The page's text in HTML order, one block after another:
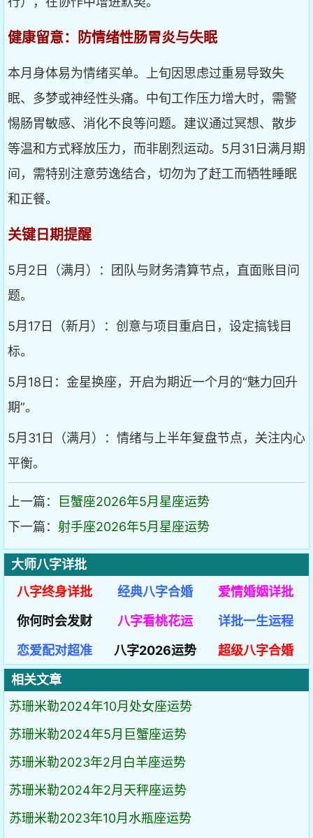
健康留意：防情绪性肠胃炎与失眠
本月身体易为情绪买单。上旬因思虑过重易导致失
眠、多梦或神经性头痛。中旬工作压力增大时，需警
惕肠胃敏感、消化不良等问题。建议通过冥想、散步
等温和方式释放压力，而非剧烈运动。5月31日满月期
间，需特别注意劳逸结合，切勿为了赶工而牺牲睡眠
和正餐。
关键日期提醒
5月2日（满月）：团队与财务清算节点，直面账目问
题。
5月17日（新月）：创意与项目重启日，设定搞钱目
标。
5月18日：金星换座，开启为期近一个月的“魅力回升
期”。
5月31日（满月）：情绪与上半年复盘节点，关注内心
平衡。
上一篇：
巨蟹座2026年5月星座运势
下一篇： 射手座2026年5月星座运势
大师八字详批
八字终身详批
经典八字合婚
爱情婚姻详批
你何时会发财
八字看桃花运
详批一生运程
恋爱配对超准
八字2026运势
超级八字合婚
相关文章
苏珊米勒2024年10月处女座运势
苏珊米勒2024年5月巨蟹座运势
苏珊米勒2023年2月白羊座运势
苏珊米勒2024年2月天秤座运势
苏珊米勒2023年10月水瓶座运势